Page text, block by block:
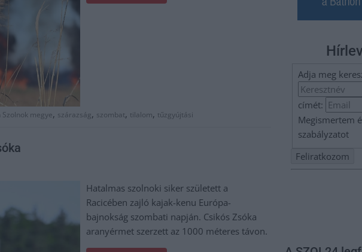
Szolnok megye, szárazság, szombat, tilalom, tűzgyújtási
Hatalmas szolnoki siker született a
Racicében zajló kajak-kenu Európa-
bajnokság szombati napján. Csikós Zsóka
aranyérmet szerzett az 1000 méteres távon.
Adja meg
címét:
Megismertem
szabályzatot